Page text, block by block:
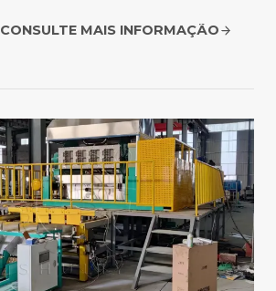
CONSULTE MAIS INFORMAÇÃO